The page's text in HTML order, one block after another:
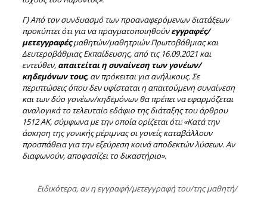
Γ) Από τον συνδυασμό των προαναφερόμενων διατάξεων
προκύπτει ότι για να πραγματοποιηθούνεγγραφές/
μετεγγραφέςμαθητών/μαθητριών Πρωτοβάθμιας και
Δευτεροβάθμιας Εκπαίδευσης, από τις 16.09.2021 και
εντεύθεν, απαιτείται η συναίνεση των γονέων/
κηδεμόνων τους, αν πρόκειται για ανήλικους. Σε
περιπτώσεις όπου δεν υφίσταται η απαιτούμενη συναίνεση
και των δύο γονέων/κηδεμόνων θα πρέπει να εφαρμόζεται
αναλογικά το τελευταίο εδάφιο της διάταξης του άρθρου
1512 ΑΚ, σύμφωνα με την οποία ορίζεται ότι: «Κατά την
άσκηση της γονικής μέριμνας οι γονείς καταβάλλουν
προσπάθεια για την εξεύρεση κοινά αποδεκτών λύσεων. Αν
διαφωνούν, αποφασίζει το δικαστήριο».
Ειδικότερα, αν η εγγραφή/μετεγγραφή του/της μαθητή/